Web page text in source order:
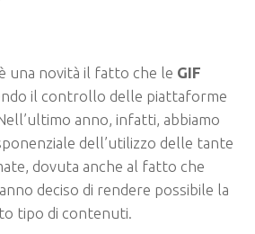
una novità il fatto che le GIF
il controllo delle piattaforme
anno, infatti, abbiamo
dell’utilizzo delle tante
dovuta anche al fatto che
deciso di rendere possibile la
tipo di contenuti.